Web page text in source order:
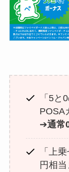
「5
POSA
➔通常
「上
円相